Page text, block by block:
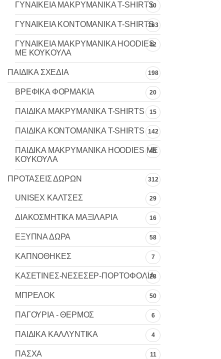
ΓΥΝΑΙΚΕΙΑ MAKΡYMANIKA T-SHIRTS
10
ΓΥΝΑΙΚΕΙΑ ΚΟΝΤΟΜΑΝΙΚΑ T-SHIRTS163
ΓΥΝΑΙΚΕΙΑ ΜΑΚΡΥΜΑΝΙΚΑ HOODIES
ΜΕ ΚΟΥΚΟΥΛΑ
42
ΠΑΙΔΙΚΑ ΣΧΕΔΙΑ 198
ΒΡΕΦΙΚΑ ΦΟΡΜΑΚΙΑ 20
ΠΑΙΔΙΚΑ MAKΡYMANIKA T-SHIRTS 15
ΠΑΙΔΙΚΑ ΚΟΝΤΟΜΑΝΙΚΑ T-SHIRTS 142
ΠΑΙΔΙΚΑ ΜΑΚΡΥΜΑΝΙΚΑ HOODIES ΜΕ
ΚΟΥΚΟΥΛΑ
45
ΠΡΟΤΑΣΕΙΣ ΔΩΡΩΝ 312
UNISEX ΚΑΛΤΣΕΣ 29
ΔΙΑΚΟΣΜΗΤΙΚΑ ΜΑΞΙΛΑΡΙΑ 16
ΕΞΥΠΝΑ ΔΩΡΑ 58
ΚΑΠΝΟΘΗΚΕΣ 7
ΚΑΣΕΤΙΝΕΣ-ΝΕΣΕΣΕΡ-ΠΟΡΤΟΦΟΛΙΑ
28
ΜΠΡΕΛΟΚ 50
ΠΑΓΟΥΡΙΑ - ΘΕΡΜΟΣ 6
ΠΑΙΔΙΚΑ ΚΑΛΛΥΝΤΙΚΑ 4
ΠΑΣΧΑ 11